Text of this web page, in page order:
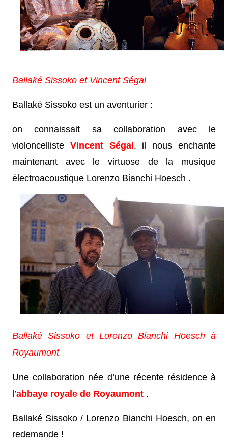
Ballaké Sissoko et Vincent Ségal
Ballaké Sissoko est un aventurier :
on connaissait sa collaboration avec le
violoncelliste Vincent Ségal , il nous enchante
maintenant avec le virtuose de la musique
électroacoustique Lorenzo Bianchi Hoesch .
Ballaké Sissoko et Lorenzo Bianchi Hoesch à
Royaumont
Une collaboration née d’une récente résidence à
l’abbaye royale de Royaumont .
Ballaké Sissoko / Lorenzo Bianchi Hoesch, on en
redemande !